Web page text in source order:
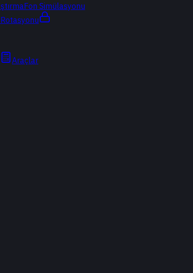
Fon Simülasyonu
Araçlar